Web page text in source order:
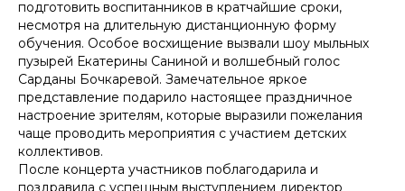
подготовить воспитанников в кратчайшие сроки,
несмотря на длительную дистанционную форму
обучения. Особое восхищение вызвали шоу мыльных
пузырей Екатерины Саниной и волшебный голос
Сарданы Бочкаревой. Замечательное яркое
представление подарило настоящее праздничное
настроение зрителям, которые выразили пожелания
чаще проводить мероприятия с участием детских
коллективов.
После концерта участников поблагодарила и
поздравила с успешным выступлением директор